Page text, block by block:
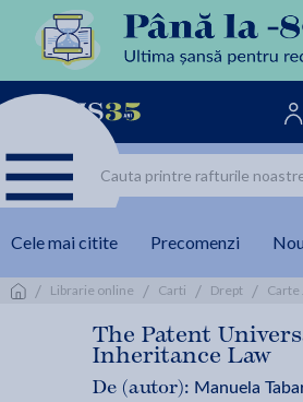
Cele mai citite Precomenzi
/ Librarie online / Carti / Drept / Carte
The Patent
Inheritance Law
De (autor): Manuela